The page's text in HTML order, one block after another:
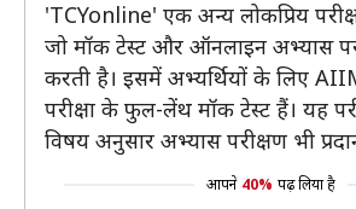
'TCYonline' एक अन्य लोकप्रिय
जो मॉक टेस्ट और ऑनलाइन अभ्यास
करती है। इसमें अभ्यर्थियों के लिए
परीक्षा के फुल-लेंथ मॉक टेस्ट हैं। यह
विषय अनुसार अभ्यास परीक्षण भी
आपने 40% पढ़ लिया है